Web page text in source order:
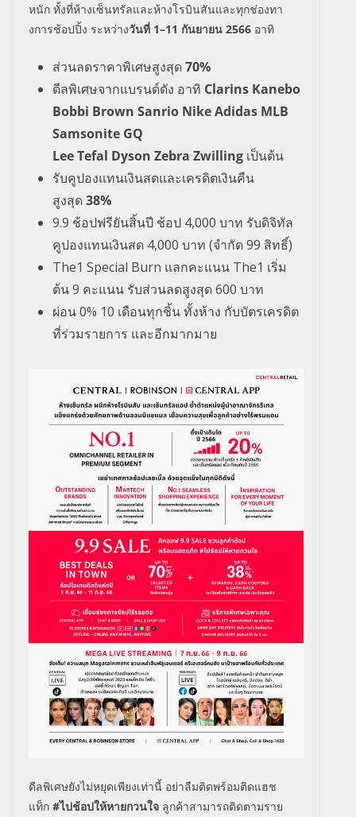
หนัก ทั้งที่ห้างเซ็นทรัลและห้างโรบินสันและทุกช่องทา
งการช้อปปิ้ง ระหว่างวันที่ 1–11 กันยายน 2566 อาทิ
ส่วนลดราคาพิเศษสูงสุด70%
ดีลพิเศษจากแบรนด์ดัง อาทิ Clarins Kanebo
Bobbi Brown Sanrio Nike Adidas MLB
Samsonite GQ
Lee Tefal Dyson Zebra Zwilling เป็นต้น
รับคูปองแทนเงินสดและเครดิตเงินคืน
สูงสุด38%
9.9 ช้อปฟรียันสิ้นปี ช้อป 4,000 บาท รับดิจิทัล
คูปองแทนเงินสด 4,000 บาท (จำกัด99 สิทธิ์)
The1 Special Burn แลกคะแนน The1 เริ่ม
ต้น9 คะแนน รับส่วนลดสูงสุด600 บาท
ผ่อน0% 10 เดือนทุกชิ้น ทั้งห้าง กับบัตรเครดิต
ที่ร่วมรายการ และอีกมากมาย
ดีลพิเศษยังไม่หยุดเพียงเท่านี้ อย่าลืมติดพร้อมติดแฮช
แท็ก #ไปช้อปให้หายกวนใจ ลูกค้าสามารถติดตามราย